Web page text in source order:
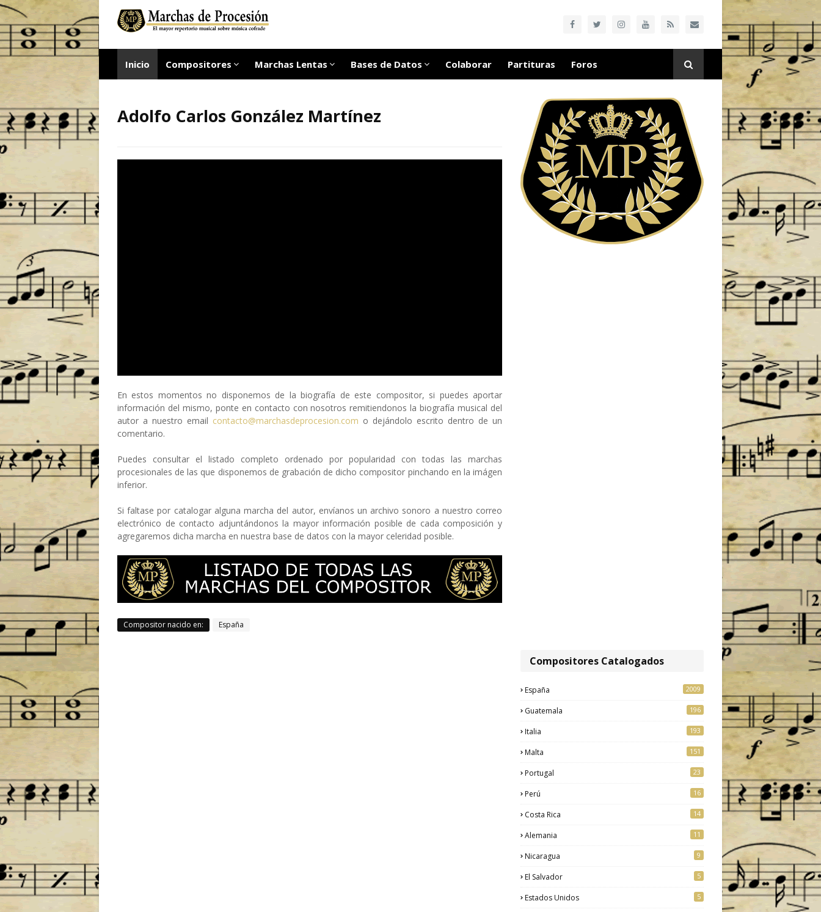
Inicio Compositores Marchas Lentas Bases de Datos Colaborar Partituras Foros
Adolfo Carlos González Martínez
En estos momentos no disponemos de la biografía de este compositor, si puedes aportar
información del mismo, ponte en contacto con nosotros remitiendonos la biografía musical del
autor a nuestro email contacto@marchasdeprocesion.com o dejándolo escrito dentro de un
comentario.
Puedes consultar el listado completo ordenado por popularidad con todas las marchas
procesionales de las que disponemos de grabación de dicho compositor pinchando en la imágen
inferior.
Si faltase por catalogar alguna marcha del autor, envíanos un archivo sonoro a nuestro correo
electrónico de contacto adjuntándonos la mayor información posible de cada composición y
agregaremos dicha marcha en nuestra base de datos con la mayor celeridad posible.
Compositor nacido en: España
Compositores Catalogados
España 2009
Guatemala 196
Italia 193
Malta 151
Portugal 23
Perú 16
Costa Rica 14
Alemania 11
Nicaragua 9
El Salvador 5
Estados Unidos 5